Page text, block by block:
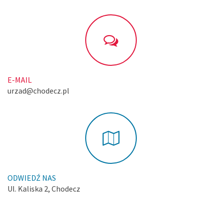
E-MAIL
urzad@chodecz.pl
ODWIEDŹ NAS
Ul. Kaliska 2, Chodecz